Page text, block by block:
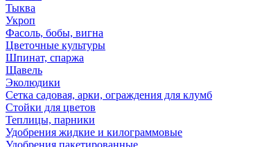
Тыква
Укроп
Фасоль, бобы, вигна
Цветочные культуры
Шпинат, спаржа
Щавель
Эколюдики
Сетка садовая, арки, ограждения для клумб
Стойки для цветов
Теплицы, парники
Удобрения жидкие и килограммовые
Удобрения пакетированные